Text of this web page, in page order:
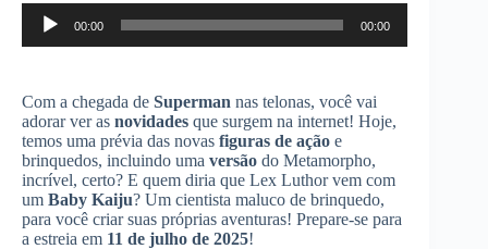
Tocador
áudio
00:00 00:00
Com a chegada de Superman nas telonas, você vai
adorar ver as novidades que surgem na internet! Hoje,
temos uma prévia das novas figuras de ação e
brinquedos, incluindo uma versão do Metamorpho,
incrível, certo? E quem diria que Lex Luthor vem com
um Baby Kaiju? Um cientista maluco de brinquedo,
para você criar suas próprias aventuras! Prepare-se para
a estreia em 11 de julho de 2025!